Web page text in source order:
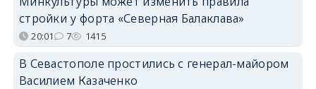
стройки у форта «Северная Балаклава»
20:01 7 1415
В Севастополе простились с генерал-майором
Василием Казаченко